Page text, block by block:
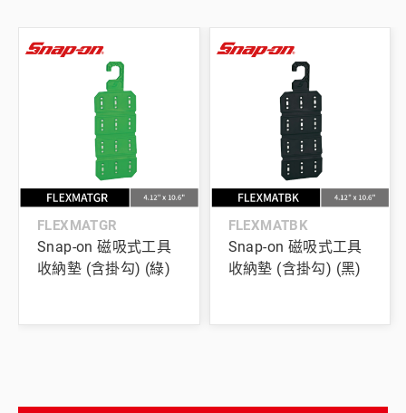
FLEXMATGR
Snap-on 磁吸式工具
收納墊 (含掛勾) (綠)
FLEXMATBK
Snap-on 磁吸式工具
收納墊 (含掛勾) (黑)